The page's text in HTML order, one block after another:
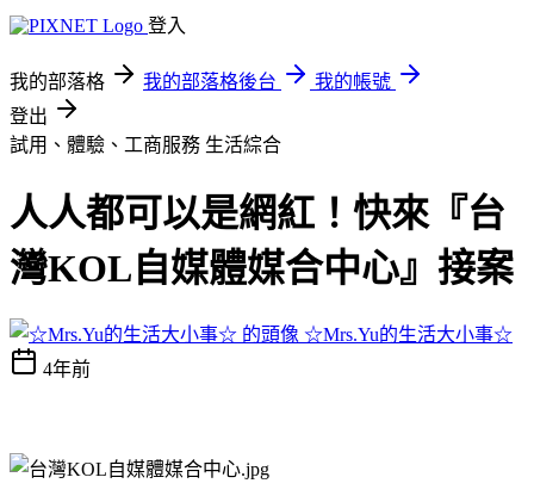
登入
我的部落格 我的部落格後台
我的帳號
登出
試用、體驗、工商服務 生活綜合
人人都可以是網紅！快來『台
灣KOL自媒體媒合中心』接案
☆Mrs.Yu的生活大小事☆
4年前